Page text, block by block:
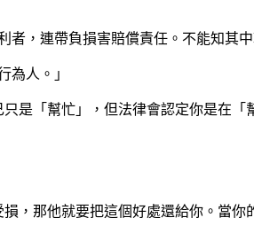
者，連帶負損害賠償責任。不能知其
為人。」
是「幫忙」，但法律會認定你是在
，那他就要把這個好處還給你。當